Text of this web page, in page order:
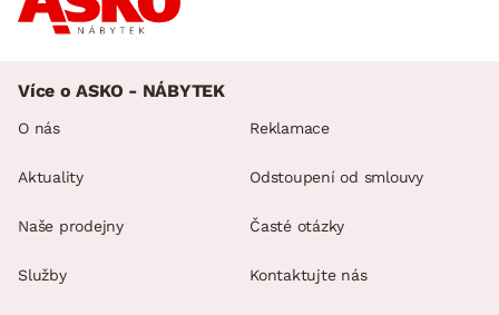
Více o ASKO - NÁBYTEK
O nás
Aktuality
Naše prodejny
Služby
Reklamace
Odstoupení od smlouvy
Časté otázky
Kontaktujte nás